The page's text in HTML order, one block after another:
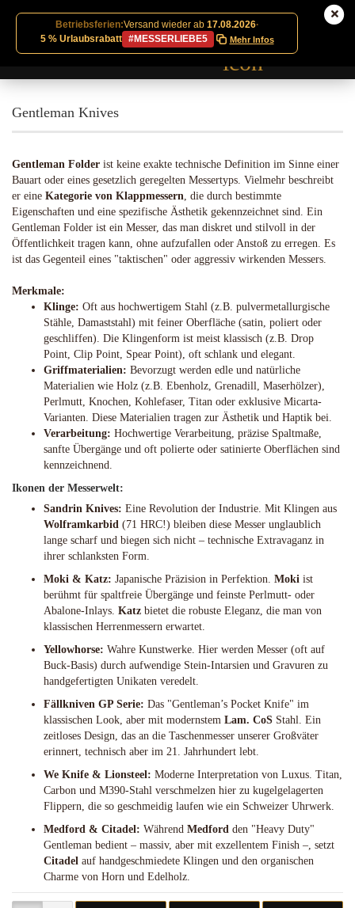
Betriebsferien:Versand wieder ab 17.08.2026·
5 % Urlaubsrabatt
#MESSERLIEBE5 Mehr Infos
Gentleman Knives
Gentleman Folder ist keine exakte technische Definition im Sinne einer
Bauart oder eines gesetzlich geregelten Messertyps. Vielmehr beschreibt
er eine Kategorie von Klappmessern, die durch bestimmte
Eigenschaften und eine spezifische Ästhetik gekennzeichnet sind. Ein
Gentleman Folder ist ein Messer, das man diskret und stilvoll in der
Öffentlichkeit tragen kann, ohne aufzufallen oder Anstoß zu erregen. Es
ist das Gegenteil eines "taktischen" oder aggressiv wirkenden Messers.
Merkmale:
Klinge: Oft aus hochwertigem Stahl (z.B. pulvermetallurgische
Stähle, Damaststahl) mit feiner Oberfläche (satin, poliert oder
geschliffen). Die Klingenform ist meist klassisch (z.B. Drop
Point, Clip Point, Spear Point), oft schlank und elegant.
Griffmaterialien: Bevorzugt werden edle und natürliche
Materialien wie Holz (z.B. Ebenholz, Grenadill, Maserhölzer),
Perlmutt, Knochen, Kohlefaser, Titan oder exklusive Micarta-
Varianten. Diese Materialien tragen zur Ästhetik und Haptik bei.
Verarbeitung: Hochwertige Verarbeitung, präzise Spaltmaße,
sanfte Übergänge und oft polierte oder satinierte Oberflächen sind
kennzeichnend.
Ikonen der Messerwelt:
Sandrin Knives: Eine Revolution der Industrie. Mit Klingen aus
Wolframkarbid (71 HRC!) bleiben diese Messer unglaublich
lange scharf und biegen sich nicht – technische Extravaganz in
ihrer schlanksten Form.
Moki & Katz: Japanische Präzision in Perfektion. Moki ist
berühmt für spaltfreie Übergänge und feinste Perlmutt- oder
Abalone-Inlays. Katz bietet die robuste Eleganz, die man von
klassischen Herrenmessern erwartet.
Yellowhorse: Wahre Kunstwerke. Hier werden Messer (oft auf
Buck-Basis) durch aufwendige Stein-Intarsien und Gravuren zu
handgefertigten Unikaten veredelt.
Fällkniven GP Serie: Das "Gentleman’s Pocket Knife" im
klassischen Look, aber mit modernstem Lam. CoS Stahl. Ein
zeitloses Design, das an die Taschenmesser unserer Großväter
erinnert, technisch aber im 21. Jahrhundert lebt.
We Knife & Lionsteel: Moderne Interpretation von Luxus. Titan,
Carbon und M390-Stahl verschmelzen hier zu kugelgelagerten
Flippern, die so geschmeidig laufen wie ein Schweizer Uhrwerk.
Medford & Citadel: Während Medford den "Heavy Duty"
Gentleman bedient – massiv, aber mit exzellentem Finish –, setzt
Citadel auf handgeschmiedete Klingen und den organischen
Charme von Horn und Edelholz.